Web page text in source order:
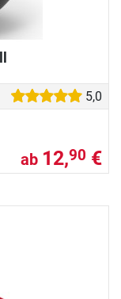
5,0
ab 12,90 €